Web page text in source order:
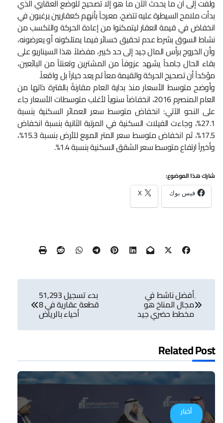
ولفت إلى أن ما يحدث الآن ما هو إلا تصحيح للوضع العقاري الذي
بدأت ملامح السيطرة عليه تتضح، معرجاً بأنهم كعقاريين يرغبون في
انخفاض في قيمة العقار ليتمكنوا من إعادة الحركة والتكسب من
نشاط السوق بشرط عدم تحقيق خسائر فيما يمتلكونه أو يعرضونه،
وأن الخروج برأس المال جيد إلى حد كبير، مفضلاً هذا السيناريو على
بقاء الحال جامداً يشهد عزوفاً من المشترين وتعنتاً من البائعين،
مؤكداً أن تصحيح الحركة والقيمة معاً لم يعد خياراً بل واقعاً.
وأوضح متوسط الأسعار منذ بداية العام مقارنةً بالفترة ذاتها من
العام المنصرم 2016، انخفاضاً سنوياً لأغلب متوسطات الأسعار جاء
على النحو الآتي: انخفاض متوسط سعر العمائر السكنية بنسبة
27.1%، وجاءت الفيلات السكنية في المرتبة الثانية بنسبة انخفاض
17.5%، ثم انخفاض متوسط سعر المتر المربع للأرض بنسبة 15.3%،
وأخيراً ارتفاع متوسط سعر الشقق السكنية بنسبة 1.4%.
شارك هذا الموضوع:
فيس بوك X
تصفّح
المقالات
ِأفضل ناشط في
مجال المناخ هو
مخطط حضري جيد
بدء تسجيل 51,293
قطعة عقارية في 8
أحياء بالرياض
Related Post
أخبار